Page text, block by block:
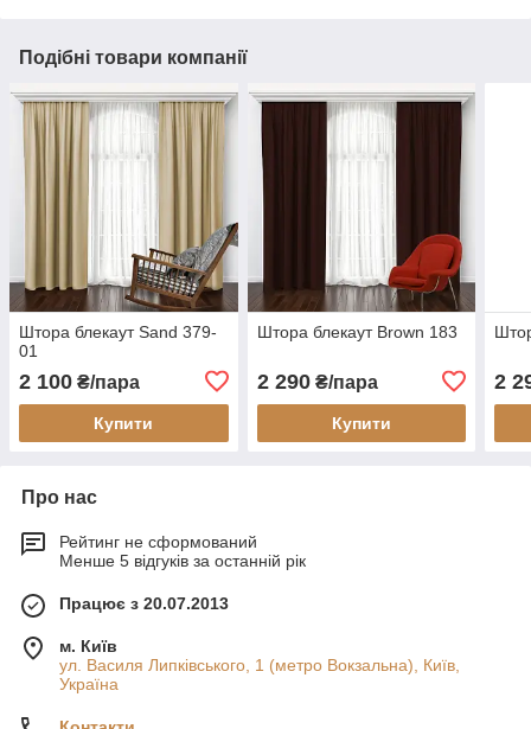
Подібні товари компанії
Штора блекаут Sand 379-
01
2 100 ₴/пара
Купити
Штора блекаут Brown 183
2 290₴/пара
Купити
2
Про нас
Рейтинг не сформований
Менше 5 відгуків за останній рік
Працює з 20.07.2013
м. Київ
ул. Василя Липківського, 1 (метро Вокзальна), Київ,
Україна